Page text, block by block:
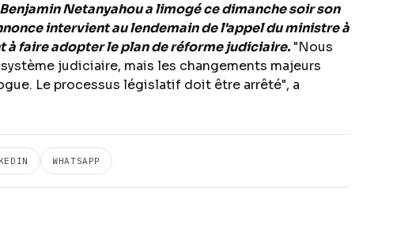
Netanyahou a limogé ce dimanche soir son
intervient au lendemain de l'appel du ministre à
faire adopter le plan de réforme judiciaire."Nous
judiciaire, mais les changements majeurs
Le processus législatif doit être arrêté", a
WHATSAPP